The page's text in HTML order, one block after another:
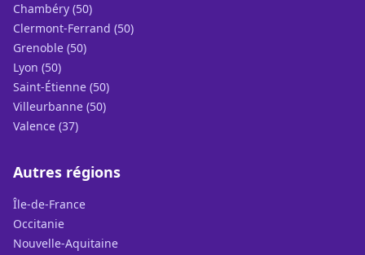
Chambéry (50)
Clermont-Ferrand (50)
Grenoble (50)
Lyon (50)
Saint-Étienne (50)
Villeurbanne (50)
Valence (37)
Autres régions
Île-de-France
Occitanie
Nouvelle-Aquitaine